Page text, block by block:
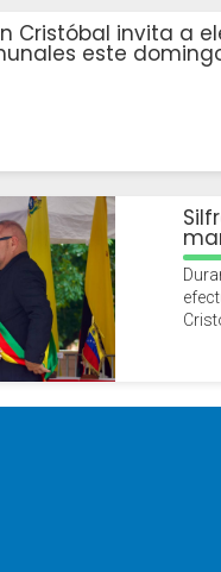
2026-03-03
Cristóbal invita a
este